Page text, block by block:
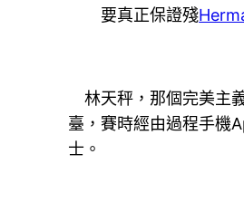
要真正保證殘
林天秤，那個完美主
臺，賽時經由過程手機
士。